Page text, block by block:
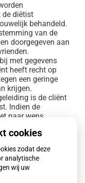
de diëtist
behandeld.
van de
doorgegeven aan
met gegevens
heeft recht op
een geringe
krijgen.
is de cliënt
Indien de
naar wens
zal hij/zij deze
de diëtist. Als ze
cliënt online of
invullen en dat
cookies
zodat deze
analytische
wij uw